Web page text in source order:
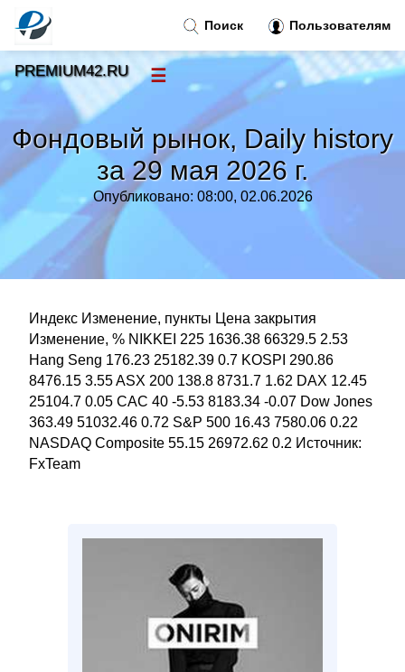
Фондовый рынок, Daily history
за 29 мая 2026 г.
Опубликовано: 08:00, 02.06.2026
Индекс Изменение, пункты Цена закрытия
Изменение, % NIKKEI 225 1636.38 66329.5 2.53
Hang Seng 176.23 25182.39 0.7 KOSPI 290.86
8476.15 3.55 ASX 200 138.8 8731.7 1.62 DAX 12.45
25104.7 0.05 CAC 40 -5.53 8183.34 -0.07 Dow Jones
363.49 51032.46 0.72 S&P 500 16.43 7580.06 0.22
NASDAQ Composite 55.15 26972.62 0.2 Источник:
FxTeam
Поиск Пользователям
PREMIUM42.RU ☰
Новости
Тренды новостей »
Рубрики»
Контакт»